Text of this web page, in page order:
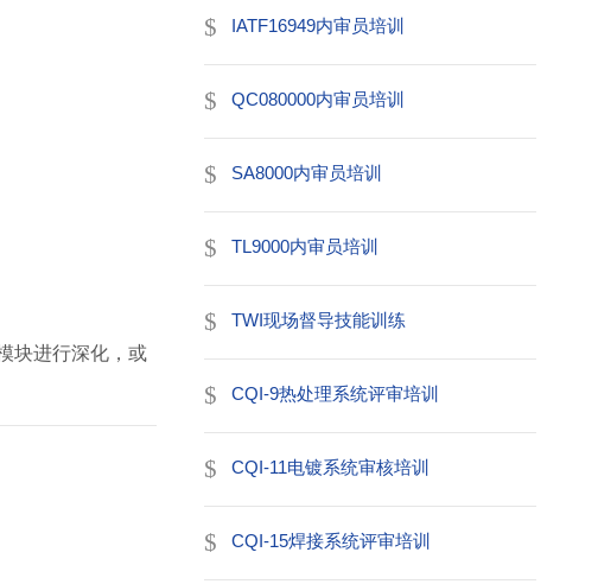
块进行深化，或
IATF16949内审员培训
QC080000内审员培训
SA8000内审员培训
TL9000内审员培训
TWI现场督导技能训练
CQI-9热处理系统评审培训
CQI-11电镀系统审核培训
CQI-15焊接系统评审培训